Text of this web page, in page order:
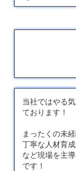
当社ではやる
ております！
まったくの未
丁寧な人材育
など現場を主
です！